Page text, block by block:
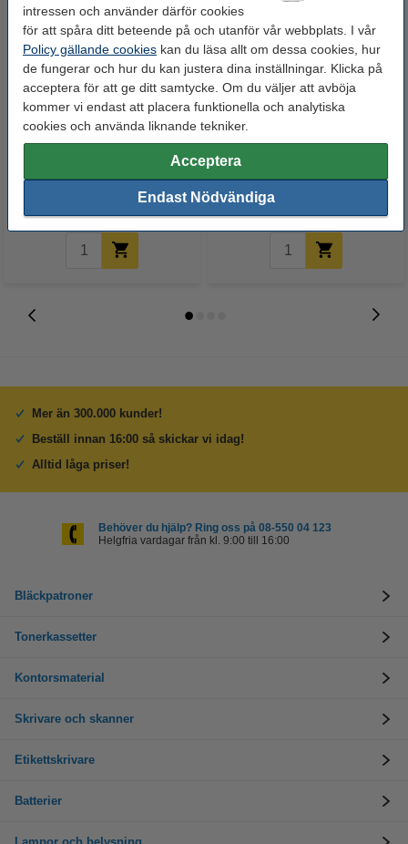
intressen och använder därför cookies
för att spåra ditt beteende på och utanför vår webbplats. I vår
Policy gällande cookies kan du läsa allt om dessa cookies, hur
de fungerar och hur du kan justera dina inställningar. Klicka på
acceptera för att ge ditt samtycke. Om du väljer att avböja
kommer vi endast att placera funktionella och analytiska
cookies och använda liknande tekniker.
Acceptera
Endast Nödvändiga
Triangellinjal 16cm | 123ink
Inkl. 25% Moms
Linjal 30cm plast | 123ink
17 kr
Mer än 300.000 kunder!
Beställ innan 16:00 så skickar vi idag!
Alltid låga priser!
Behöver du hjälp? Ring oss på 08-550 04 123
Helgfria vardagar från kl. 9:00 till 16:00
Bläckpatroner
Tonerkassetter
Kontorsmaterial
Skrivare och skanner
Etikettskrivare
Batterier